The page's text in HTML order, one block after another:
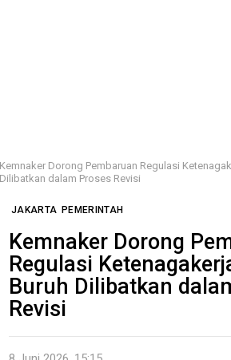
Kemnaker Dorong Pembaruan Regulasi
Dilibatkan dalam Proses Revisi
JAKARTA PEMERINTAH
Kemnaker Dorong
Regulasi
Buruh Dilibatkan
Revisi